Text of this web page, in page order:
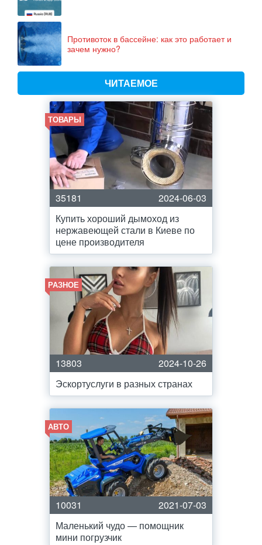
Противоток в бассейне: как это работает и
зачем нужно?
ЧИТАЕМОЕ
ТОВАРЫ
35181
2024-06-03
Купить хороший дымоход из
нержавеющей стали в Киеве по
цене производителя
РАЗНОЕ
13803
2024-10-26
Эскортуслуги в разных странах
АВТО
10031
2021-07-03
Маленький чудо — помощник
мини погрузчик